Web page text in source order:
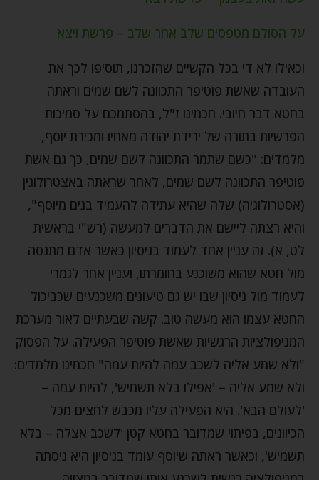
על הסולם מטפסים שלב אחר שלב – פרשת ויצא
וכאילו לא די בכל הקשיים שהזכרנו, תוסיפו לכך את
העובדה שאשת פוטיפר התכוונה לשם שמים וראתה
בחטא דבר חיובי. חכמינו ז"ל, בהסתמכם על סמיכות
הפרשיות בתורה של ירידת יהודה מאחיו ומכירת יוסף,
מלמדים: "כשם שתמר התכוונה לשם שמים, כך גם אשת
פוטיפר התכוונה לשם שמים, לאחר שראתה באצטרולוגין
(אסטרולוגיה) שלה שהיא עתידה להעמיד בנים מיוסף",
והיא רצתה ליישם את הדברים למעשה (רש"י בראשית
לט, א). זה עניין אחד לעמוד בניסיון כאשר אדם מתנסה
מול חטא שהוא משוכנע בחומרתו, ועניין אחר לגמרי
לעמוד מול ניסיון שבו יש גם טיעונים משכנעים שכביכול
החטא עצמו הוא מעשה טוב. קשה שבעתיים לאור מערכת
המניפולציות הרגשיות שאשת פוטיפר הפעילה. על הפסוק
"ולא שמע אליה לשכב עמה להיות עמה" חכמינו מלמדים:
ולא שמע אליה – 'אפילו בלא תשמיש', להיות עמה –
'לעולם הבא'. היא הפעילה עליו מכבש לחצים מכל
הכיוונים, בפיתוי שמדובר בחטא קטן 'לשכב אצלה – בלא
תשמיש', וכאשר ראתה שיוסף עומד בניסיון היא ניסתה